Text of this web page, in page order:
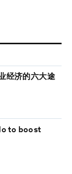
经济的六大途
to boost